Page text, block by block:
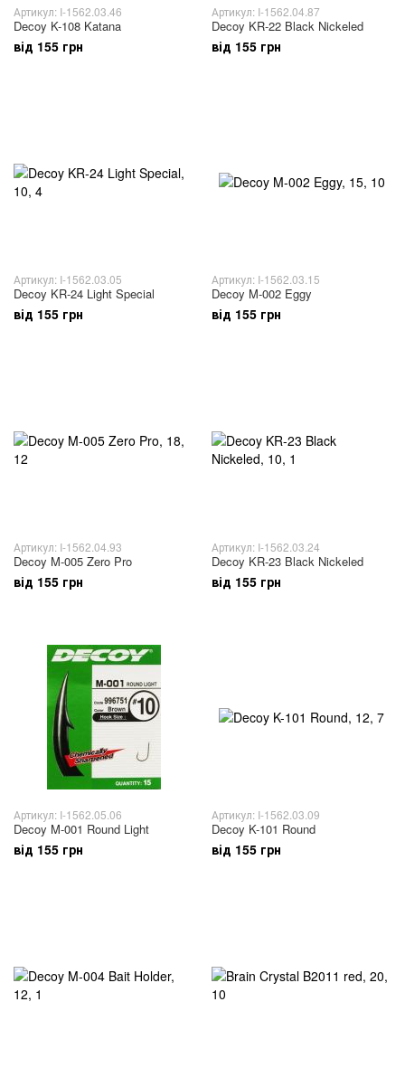
Артикул: I-1562.03.46
Decoy K-108 Katana
від 155 грн
Артикул: I-1562.04.87
Decoy KR-22 Black Nickeled
від 155 грн
Артикул: I-1562.03.05
Decoy KR-24 Light Special
від 155 грн
Артикул: I-1562.03.15
Decoy M-002 Eggy
від 155 грн
Артикул: I-1562.04.93
Decoy M-005 Zero Pro
від 155 грн
Артикул: I-1562.03.24
Decoy KR-23 Black Nickeled
від 155 грн
Артикул: I-1562.05.06
Decoy M-001 Round Light
від 155 грн
Артикул: I-1562.03.09
Decoy K-101 Round
від 155 грн